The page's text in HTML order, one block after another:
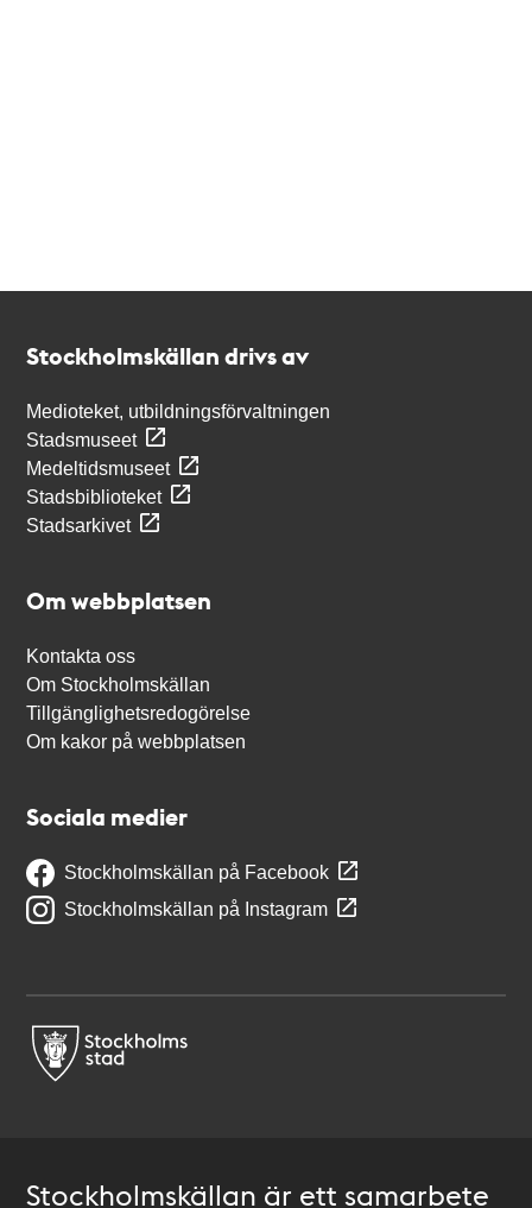
Stockholmskällan drivs av
Medioteket, utbildningsförvaltningen
Stadsmuseet
Medeltidsmuseet
Stadsbiblioteket
Stadsarkivet
Om webbplatsen
Kontakta oss
Om Stockholmskällan
Tillgänglighetsredogörelse
Om kakor på webbplatsen
Sociala medier
Stockholmskällan på Facebook
Stockholmskällan på Instagram
Stockholmskällan är ett samarbete